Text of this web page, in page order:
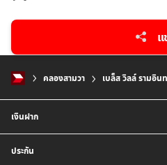
แ
คลองสามวา เบล็ส วิลล์ รามอิน
เงินฝาก
บัญชีเงินฝากประจำ
ประกัน